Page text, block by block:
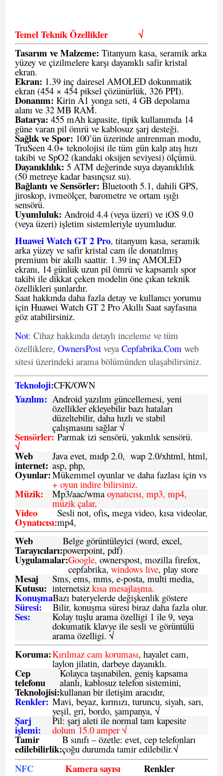
Temel Teknik Özellikler√
Tasarım ve Malzeme: Titanyum kasa, seramik arka
yüzey ve çizilmelere karşı dayanıklı safir kristal
ekran.
Ekran: 1.39 inç dairesel AMOLED dokunmatik
ekran (454 × 454 piksel çözünürlük, 326 PPI).
Donanım: Kirin A1 yonga seti, 4 GB depolama
alanı ve 32 MB RAM.
Batarya: 455 mAh kapasite, tipik kullanımda 14
güne varan pil ömrü ve kablosuz şarj desteği.
Sağlık ve Spor: 100’ün üzerinde antrenman modu,
TruSeen 4.0+ teknolojisi ile tüm gün kalp atış hızı
takibi ve SpO2 (kandaki oksijen seviyesi) ölçümü.
Dayanıklılık: 5 ATM değerinde suya dayanıklılık
(50 metreye kadar basınçsız su).
Bağlantı ve Sensörler: Bluetooth 5.1, dahili GPS,
jiroskop, ivmeölçer, barometre ve ortam ışığı
sensörü.
Uyumluluk: Android 4.4 (veya üzeri) ve iOS 9.0
(veya üzeri) işletim sistemleriyle uyumludur.
Huawei Watch GT 2 Pro, titanyum kasa, seramik
arka yüzey ve safir kristal cam ile donatılmış
premium bir akıllı saattir. 1.39 inç AMOLED
ekranı, 14 günlük uzun pil ömrü ve kapsamlı spor
takibi ile dikkat çeken modelin öne çıkan teknik
özellikleri şunlardır.
Saat hakkında daha fazla detay ve kullanıcı yorumu
için Huawei Watch GT 2 Pro Akıllı Saat sayfasına
göz atabilirsiniz.
Not: Cihaz hakkında detaylı inceleme ve tüm
özelliklere, OwnersPost veya Cepfabrika.Com web
sitesi üzerindeki arama bölümünden ulaşabilirsiniz.
Teknoloji:CFK/OWN
Yazılım: Android yazılım güncellemesi, yeni
özellikler ekleyebilir bazı hataları
düzeltebilir, daha hızlı ve stabil
çalışmasını sağlar √
Sensörler:
√
Parmak izi sensörü, yakınlık sensörü.
Web
internet:
Java evet, mıdp 2.0, wap 2.0/xhtml, html,
asp, php,
Oyunlar:Mükemmel oyunlar ve daha fazlası için vs
+ oyun indire bilirsiniz.
Müzik: Mp3/aac/wmaoynatıcısı, mp3, mp4,
müzik çalar,
Video
Oynatıcısı:
Sesli not, ofis, mega video, kısa videolar,
mp4,
Web
Tarayıcıları:
Belge görüntüleyici (word, excel,
powerpoint, pdf)
Uygulamalar:Google, ownerspost, mozilla firefox,
cepfabrika, windows live, play store
Mesaj
Kutusu:
Sms, ems, mms, e-posta, multi media,
internetsiz kısa mesajlaşma.
Konuşma
Süresi:
Bazı bateryelerde değişkenlik göstere
Bilir, konuşma süresi biraz daha fazla olur.
Ses: Kolay tuşlu arama özelligi 1 ile 9, veya
dokumatik klavye ile sesli ve görüntülü
arama özelligi. √
Koruma:Kırılmaz cam koruması, hayalet cam,
laylon jilatin, darbeye dayanıklı.
Cep
telefonu
Teknolojisi:
Kolayca taşınabilen, geniş kapsama
alanlı, kablosuz telefon sistemini,
kullanan bir iletişim aracıdır,
Renkler: Mavi, beyaz, kırmızı, turuncu, siyah, sarı,
yeşil, gri, bordo, şampanya, √
Şarj
işlemi:
Pil: şarj aleti ile normal tam kapesite
dolum 15.0 amper √
Tamir
edilebilirlik:
B sınıfı – özetle: evet, cep telefonları
çoğu durumda tamir edilebilir.√
NFC Kamera sayısı Renkler